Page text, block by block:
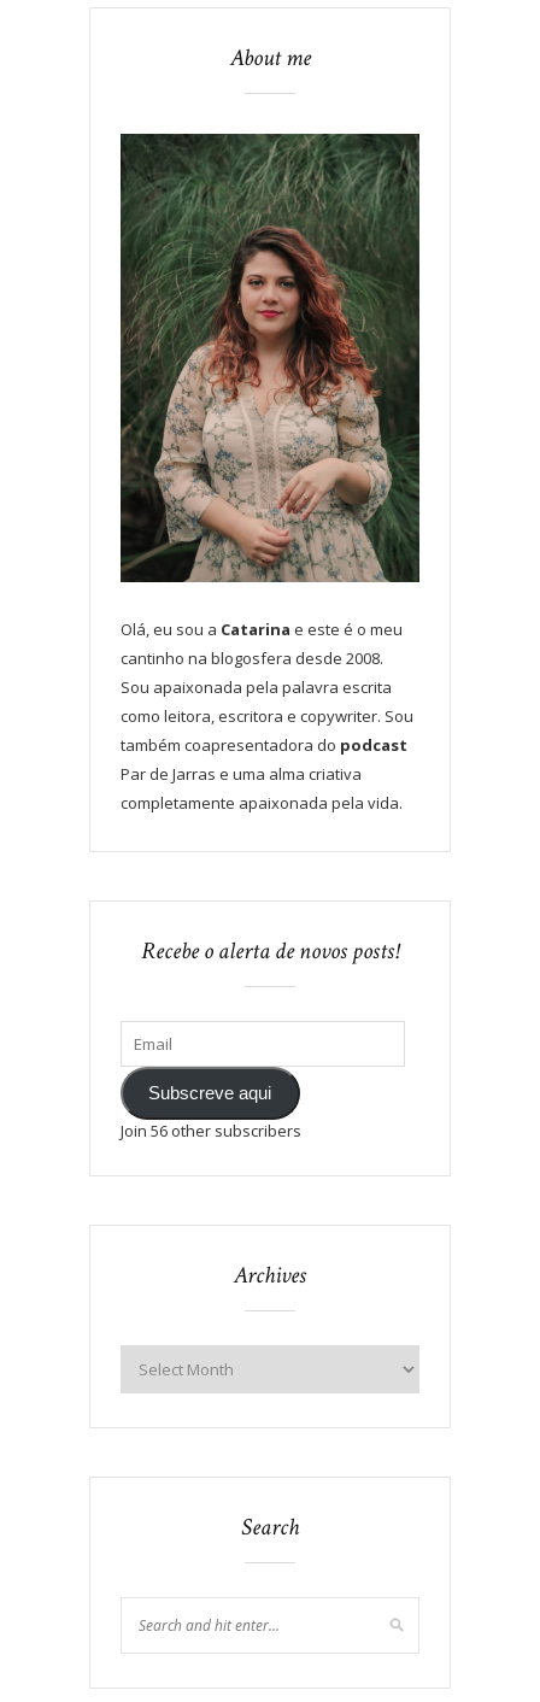
About me
Olá, eu sou a Catarina e este é o meu
cantinho na blogosfera desde 2008.
Sou apaixonada pela palavra escrita
como leitora, escritora e copywriter. Sou
também coapresentadora do podcast
Par de Jarras e uma alma criativa
completamente apaixonada pela vida.
Recebe o alerta de novos posts!
Subscreve aqui
Join 56 other subscribers
Archives
Search